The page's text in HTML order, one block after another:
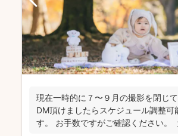
現在一時的に７〜９月の撮影を閉じて
DM頂けましたらスケジュール調整可
す。 お手数ですがご確認ください。